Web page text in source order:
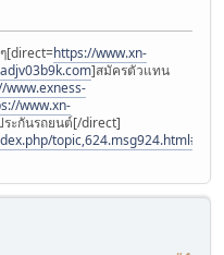
[direct=https://www.xn-
]สมัครตัวแทน
www.exness-
www.xn-
ะกันรถยนต์[/direct]